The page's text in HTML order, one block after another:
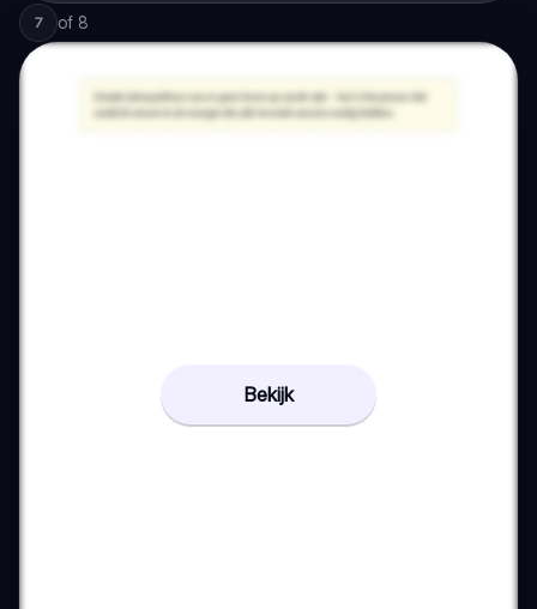
7 of 8
Bekijk